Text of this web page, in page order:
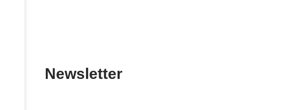
Newsletter